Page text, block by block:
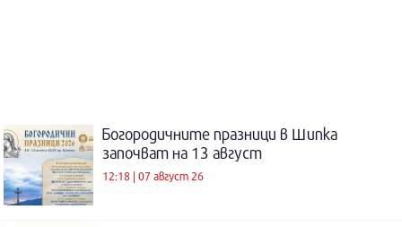
Богородичните празници в Шипка
започват на 13 август
12:18 | 07 август 26